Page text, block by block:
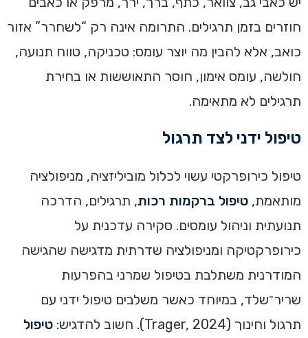
חוזרים בזמן תרגילים. התרומה אינה רק “לשחרר” אזור
כואב, אלא להבין מה יוצר עומס: טכניקה, טווח תנועה,
חולשה, עומס אימון, חוסר התאוששות או בחירת
תרגילים לא מתאימה.
טיפול ידני לצד תרגול
טיפול כירופרקטי עשוי לכלול מוביליזציה, מניפולציה
מותאמת, טיפול ברקמות רכות, תרגילים, הדרכה
תנועתית וניהול עומסים. סקירה עדכנית על
כירופרקטיקה ומניפולציה שדרתית מדגישה שהגישה
המודרנית משתלבת בטיפול שמרני בהפרעות
שריר־שלד, במיוחד כאשר משלבים טיפול ידני עם
תרגול וחינוך (Trager, 2024). חשוב להדגיש:
טיפול